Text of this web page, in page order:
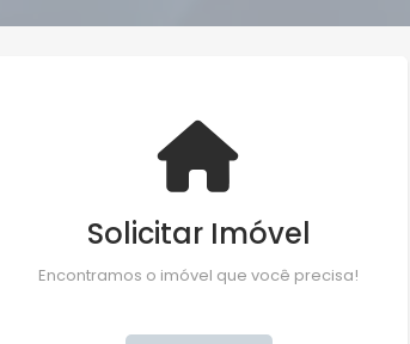
Solicitar Imóvel
Encontramos o imóvel que você precisa!